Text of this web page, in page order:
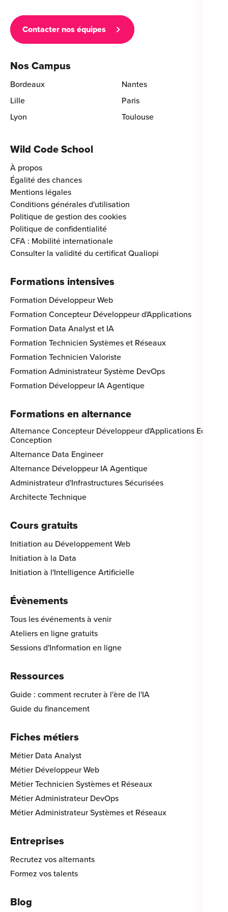
Contacter nos équipes
Nos Campus
Bordeaux
Lille
Lyon
Nantes
Paris
Toulouse
Wild Code School
À propos
Égalité des chances
Mentions légales
Conditions générales d'utilisation
Politique de gestion des cookies
Politique de confidentialité
CFA : Mobilité internationale
Consulter la validité du certificat Qualiopi
Formations intensives
Formation Développeur Web
Formation Concepteur Développeur d'Applications
Formation Data Analyst et IA
Formation Technicien Systèmes et Réseaux
Formation Technicien Valoriste
Formation Administrateur Système DevOps
Formation Développeur IA Agentique
Formations en alternance
Alternance Concepteur Développeur d'Applications Eco-
Conception
Alternance Data Engineer
Alternance Développeur IA Agentique
Administrateur d'Infrastructures Sécurisées
Architecte Technique
Cours gratuits
Initiation au Développement Web
Initiation à la Data
Initiation à l'Intelligence Artificielle
Évènements
Tous les événements à venir
Ateliers en ligne gratuits
Sessions d'Information en ligne
Ressources
Guide : comment recruter à l'ère de l'IA
Guide du financement
Fiches métiers
Métier Data Analyst
Métier Développeur Web
Métier Technicien Systèmes et Réseaux
Métier Administrateur DevOps
Métier Administrateur Systèmes et Réseaux
Entreprises
Recrutez vos alternants
Formez vos talents
Blog